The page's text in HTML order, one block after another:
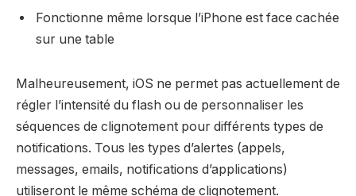
Fonctionne même lorsque l’iPhone est face cachée
sur une table
Malheureusement, iOS ne permet pas actuellement de
régler l’intensité du flash ou de personnaliser les
séquences de clignotement pour différents types de
notifications. Tous les types d’alertes (appels,
messages, emails, notifications d’applications)
utiliseront le même schéma de clignotement.